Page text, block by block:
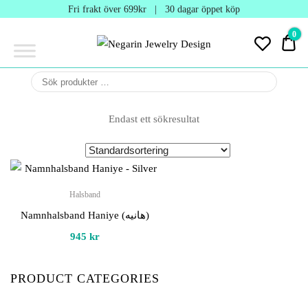
Design
Fri frakt över 699kr | 30 dagar öppet köp
NEGARIN
0
0
Endast ett sökresultat
Halsband
Namnhalsband Haniye (هانیه)
945 kr
PRODUCT CATEGORIES